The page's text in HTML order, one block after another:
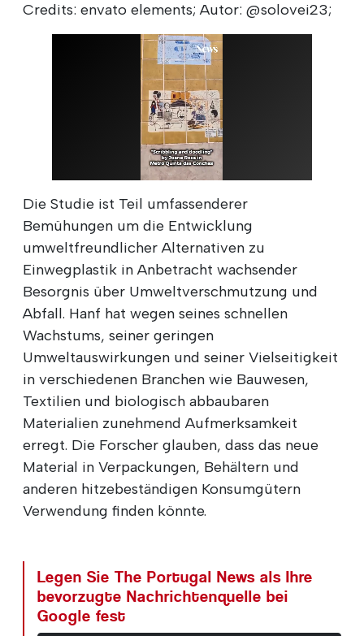
Credits: envato elements; Autor: @solovei23;
Die Studie ist Teil umfassenderer
Bemühungen um die Entwicklung
umweltfreundlicher Alternativen zu
Einwegplastik in Anbetracht wachsender
Besorgnis über Umweltverschmutzung und
Abfall. Hanf hat wegen seines schnellen
Wachstums, seiner geringen
Umweltauswirkungen und seiner Vielseitigkeit
in verschiedenen Branchen wie Bauwesen,
Textilien und biologisch abbaubaren
Materialien zunehmend Aufmerksamkeit
erregt. Die Forscher glauben, dass das neue
Material in Verpackungen, Behältern und
anderen hitzebeständigen Konsumgütern
Verwendung finden könnte.
Legen Sie The Portugal News als Ihre
bevorzugte Nachrichtenquelle bei
Google fest